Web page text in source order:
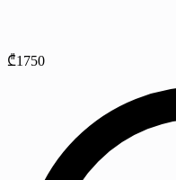
₾1750